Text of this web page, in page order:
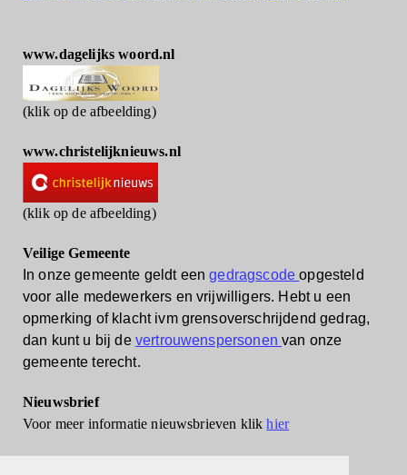
www.dagelijks woord.nl
(klik op de afbeelding)
www.christelijknieuws.nl
(klik op de afbeelding)
Veilige Gemeente
In onze gemeente geldt eengedragscodeopgesteld
voor alle medewerkers en vrijwilligers. Hebt u een
opmerking of klacht ivm grensoverschrijdend gedrag,
dan kunt u bij de vertrouwenspersonenvan onze
gemeente terecht.
Nieuwsbrief
Voor meer informatie nieuwsbrieven klikhier